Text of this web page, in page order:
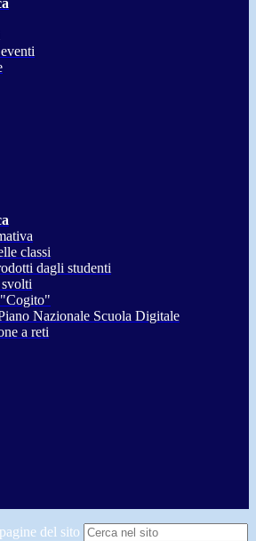
classi
dagli studenti
Nazionale Scuola Digitale
a reti
del sito